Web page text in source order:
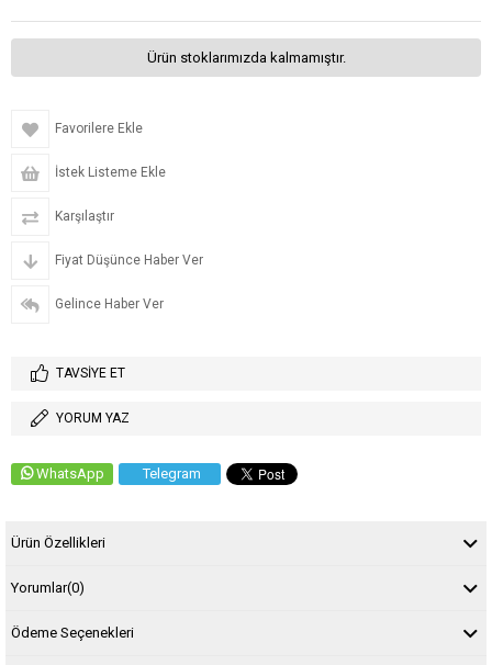
Ürün stoklarımızda kalmamıştır.
Favorilere Ekle
İstek Listeme Ekle
Karşılaştır
Fiyat Düşünce Haber Ver
Gelince Haber Ver
TAVSIYE ET
YORUM YAZ
WhatsApp Telegram
Ürün Özellikleri
Yorumlar(0)
Ödeme Seçenekleri